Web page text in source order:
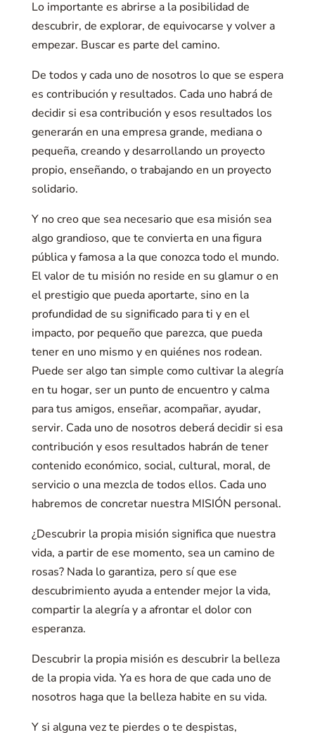
Lo importante es abrirse a la posibilidad de
descubrir, de explorar, de equivocarse y volver a
empezar. Buscar es parte del camino.
De todos y cada uno de nosotros lo que se espera
es contribución y resultados. Cada uno habrá de
decidir si esa contribución y esos resultados los
generarán en una empresa grande, mediana o
pequeña, creando y desarrollando un proyecto
propio, enseñando, o trabajando en un proyecto
solidario.
Y no creo que sea necesario que esa misión sea
algo grandioso, que te convierta en una figura
pública y famosa a la que conozca todo el mundo.
El valor de tu misión no reside en su glamur o en
el prestigio que pueda aportarte, sino en la
profundidad de su significado para ti y en el
impacto, por pequeño que parezca, que pueda
tener en uno mismo y en quiénes nos rodean.
Puede ser algo tan simple como cultivar la alegría
en tu hogar, ser un punto de encuentro y calma
para tus amigos, enseñar, acompañar, ayudar,
servir. Cada uno de nosotros deberá decidir si esa
contribución y esos resultados habrán de tener
contenido económico, social, cultural, moral, de
servicio o una mezcla de todos ellos. Cada uno
habremos de concretar nuestra MISIÓN personal.
¿Descubrir la propia misión significa que nuestra
vida, a partir de ese momento, sea un camino de
rosas? Nada lo garantiza, pero sí que ese
descubrimiento ayuda a entender mejor la vida,
compartir la alegría y a afrontar el dolor con
esperanza.
Descubrir la propia misión es descubrir la belleza
de la propia vida. Ya es hora de que cada uno de
nosotros haga que la belleza habite en su vida.
Y si alguna vez te pierdes o te despistas,